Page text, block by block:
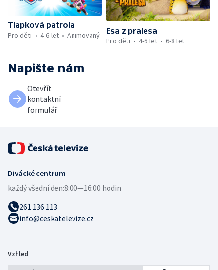
Tlapková patrola
Pro děti
4-6 let Animovaný
Esa z pralesa
Pro děti
4-6 let 6-8 let
Napište nám
Otevřít
kontaktní
formulář
Divácké centrum
každý všední den:8:00—16:00 hodin
261 136 113
info@ceskatelevize.cz
Vzhled